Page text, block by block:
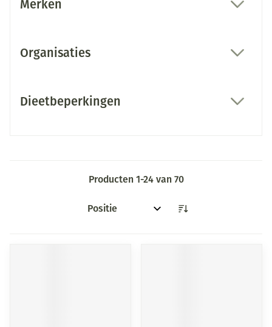
Merken
Organisaties
Dieetbeperkingen
Producten 1-24van 70
Sorteer op: